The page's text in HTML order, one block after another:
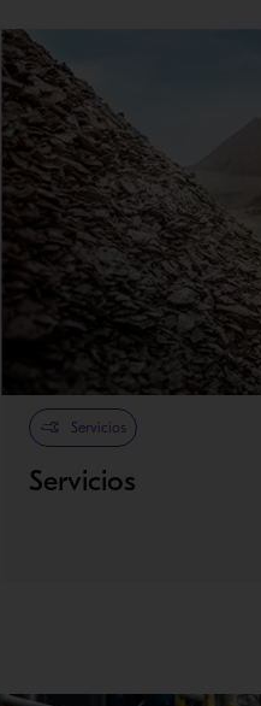
Servicios
Servicios